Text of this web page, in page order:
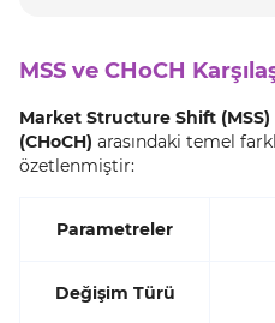
MSS ve CHoCH
Market Structure Shift (MSS)
(CHoCH) arasındaki temel
özetlenmiştir:
Parametreler
Değişim Türü